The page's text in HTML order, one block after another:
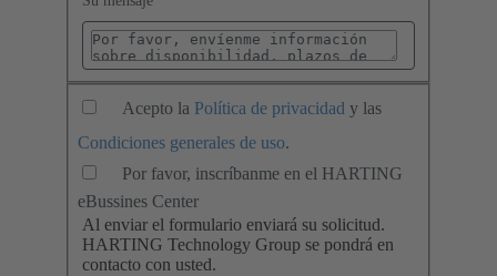
Acepto la Política de privacidad y las
Condiciones generales de uso.
Por favor, inscríbanme en el HARTING
eBussines Center
Al enviar el formulario enviará su solicitud.
HARTING Technology Group se pondrá en
contacto con usted.